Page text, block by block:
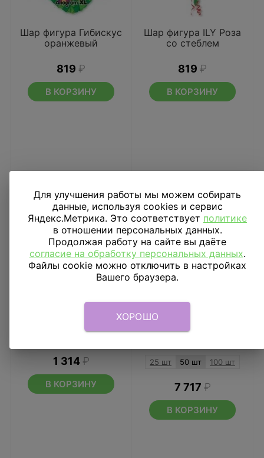
Шар фигура Гибискус
оранжевый
819 ₽
В КОРЗИНУ
Шар фигура ILY Роза
со стеблем
819 ₽
В КОРЗИНУ
Малыш девочка
1 314 ₽
В КОРЗИНУ
Цветы 50 шт
25 шт 50 шт 100 шт
7 717 ₽
В КОРЗИНУ
Для улучшения работы мы можем собирать
данные, используя cookies и сервис
Яндекс.Метрика. Это соответствует политике
в отношении персональных данных.
Продолжая работу на сайте вы даёте
согласие на обработку персональных данных.
Файлы cookie можно отключить в настройках
Вашего браузера.
ХОРОШО